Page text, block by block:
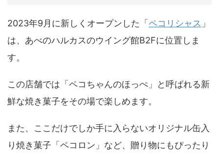
2023年9月に新しくオープンした「ペコリシャス 」
は、あべのハルカスのウイング館B2Fに位置しま
す。
この店舗では「ペコちゃんのほっぺ」と呼ばれる新
鮮な焼き菓子をその場で楽しめます。
また、ここだけでしか手に入らないオリジナル缶入
り焼き菓子「ペコロン」など、贈り物にもぴったり